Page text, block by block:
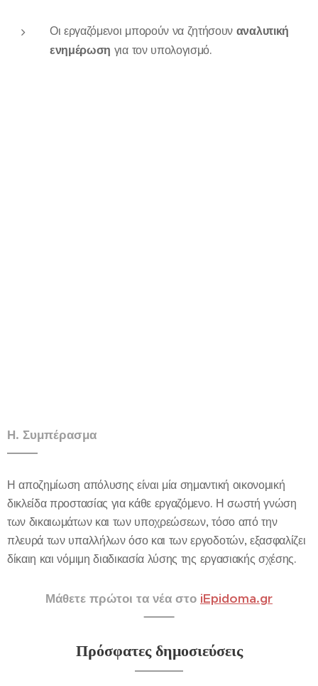
Οι εργαζόμενοι μπορούν να ζητήσουν αναλυτική
ενημέρωση για τον υπολογισμό.
Η. Συμπέρασμα
Η αποζημίωση απόλυσης είναι μία σημαντική οικονομική
δικλείδα προστασίας για κάθε εργαζόμενο. Η σωστή γνώση
των δικαιωμάτων και των υποχρεώσεων, τόσο από την
πλευρά των υπαλλήλων όσο και των εργοδοτών, εξασφαλίζει
δίκαιη και νόμιμη διαδικασία λύσης της εργασιακής σχέσης.
Μάθετε πρώτοι τα νέα στο iEpidoma.gr
Πρόσφατες δημοσιεύσεις